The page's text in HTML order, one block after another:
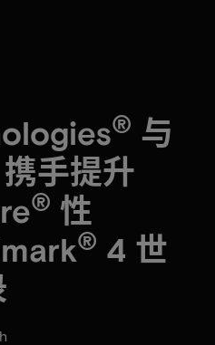
® 与
携手提升
® 性
® 4 世